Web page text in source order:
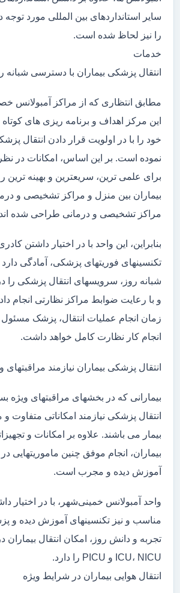
سایر استانداردهای بین المللی مورد
را نیز لحاظ شده است.
خدمات
انتقال پزشکی بیماران با دسترسی شبانه
مطابق انتظاری که از مراکز آمبولانس
این مرکز اهداف و برنامه ریزی های
خود را با در اولویت قرار دادن انتقال
نموده است. بر این اساس، امکانات در
برای علمی ترین، سریعترین و بهینه ترین
بیماران بین منزل و مراکز تشخیصی و
مراکز تشخیصی و درمانی طراحی شده
بنابراین، این واحد با در اختیار داشتن
تکنسینهای فوریتهای پزشکی، آمادگی
شبانه روز، سرویسهای انتقال پزشکی را
و با رعایت ضوابط مراکز نظارتی انجام
زمان انجام عملیات انتقال، پزشک
انجام کار نظارت کامل خواهد داشت.
انتقال پزشکی بیماران نیازمند مراقبتهای
بیمارانی که در بخشهای مراقبتهای ویژه
انتقال پزشکی نیازمند امکاناتی متفاوت
بیمار می باشند. علاوه بر امکانات و
بیماران، انجام موفق چنین ماموریتهایی
آموزش دیده و مجرب است.
واحد آمبولانس خمینی‌شهر، با در اختیار
مناسب و نیز تکنسینهای آموزش دیده و
ICU، NICU و PICU را دارد.
انتقال هوایی بیماران در شرایط ویژه